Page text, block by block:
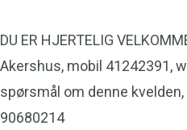
DU ER HJERTELIG
Akershus, mobil 41242391,
spørsmål om denne
90680214